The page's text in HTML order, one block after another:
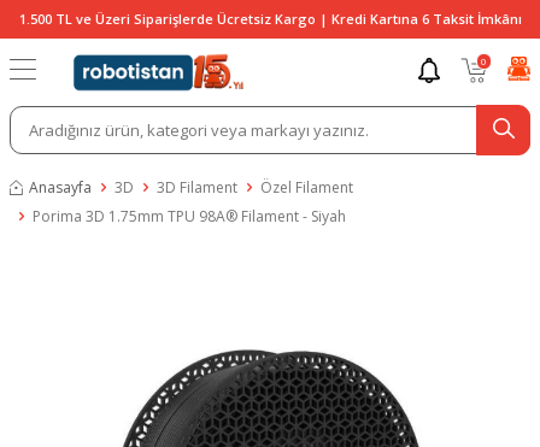
1.500 TL ve Üzeri Siparişlerde Ücretsiz Kargo | Kredi Kartına 6 Taksit İmkânı
0
Anasayfa 3D 3D Filament
Özel Filament
Porima 3D 1.75mm TPU 98A® Filament - Siyah